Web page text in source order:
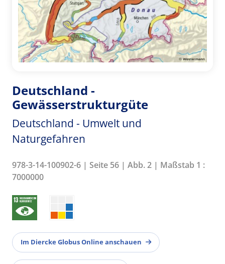
Deutschland -
Gewässerstrukturgüte
Deutschland - Umwelt und
Naturgefahren
978-3-14-100902-6 | Seite 56 | Abb. 2 | Maßstab 1 :
7000000
Im Diercke Globus Online anschauen